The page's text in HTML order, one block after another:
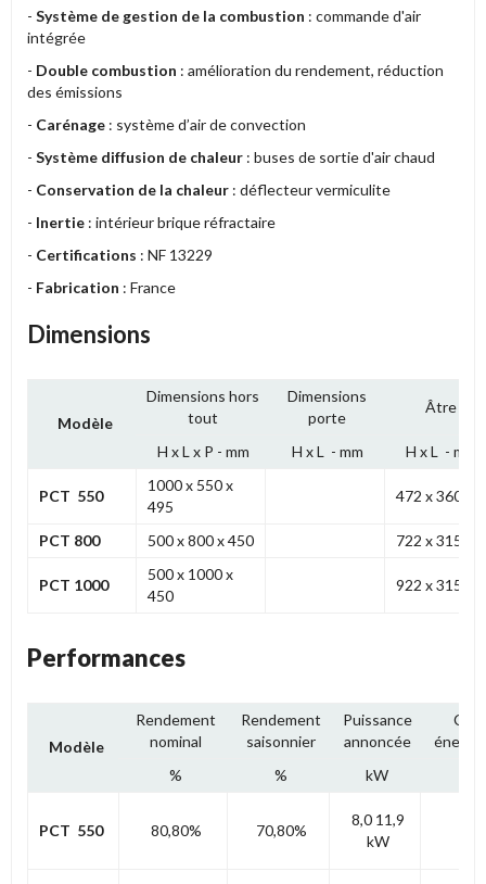
- Système de gestion de la combustion : commande d'air
intégrée
- Double combustion : amélioration du rendement, réduction
des émissions
- Carénage : système d’air de convection
- Système diffusion de chaleur : buses de sortie d'air chaud
- Conservation de la chaleur : déflecteur vermiculite
- Inertie : intérieur brique réfractaire
- Certifications : NF 13229
- Fabrication : France
Dimensions
Modèle
Dimensions hors
tout
Dimensions
porte
Âtre
H x L x P - mm H x L - mm H x L - mm
PCT 550
1000 x 550 x
495
472 x 360
PCT 800 500 x 800 x 450 722 x 315
PCT 1000
500 x 1000 x
450
922 x 315
Performances
Modèle
Rendement
nominal
Rendement
saisonnier
Puissance
annoncée
%
% kW
PCT 550 80,80% 70,80%
8,0 11,9
kW